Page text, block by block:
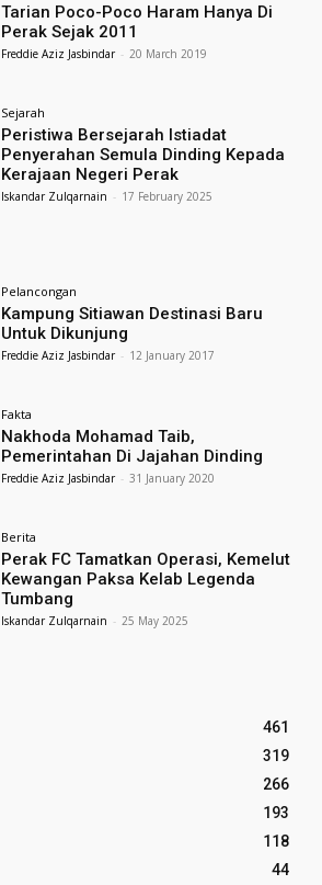
Tarian Poco-Poco Haram Hanya Di
Perak Sejak 2011
Freddie Aziz Jasbindar - 20 March 2019
Sejarah
Peristiwa Bersejarah Istiadat
Penyerahan Semula Dinding Kepada
Kerajaan Negeri Perak
Iskandar Zulqarnain - 17 February 2025
Pelancongan
Kampung Sitiawan Destinasi Baru
Untuk Dikunjung
Freddie Aziz Jasbindar - 12 January 2017
Fakta
Nakhoda Mohamad Taib,
Pemerintahan Di Jajahan Dinding
Freddie Aziz Jasbindar - 31 January 2020
Berita
Perak FC Tamatkan Operasi, Kemelut
Kewangan Paksa Kelab Legenda
Tumbang
Iskandar Zulqarnain - 25 May 2025
461
319
266
193
118
44